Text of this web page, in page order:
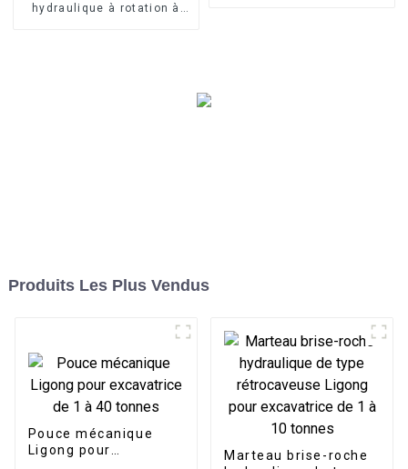
hydraulique à rotation à
Produits Les Plus Vendus
Pouce mécanique
Ligong pour
Marteau brise-roche